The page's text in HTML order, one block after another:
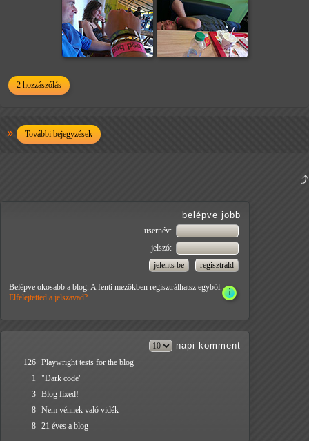
2 hozzászólás
További bejegyzések
belépve jobb
usernév:
jelszó:
Belépve okosabb a blog. A fenti mezőkben regisztrálhatsz egyből.
Elfelejtetted a jelszavad?
napi komment
126 Playwright tests for the blog
1
"Dark code"
3 Blog fixed!
8 Nem vénnek való vidék
8 21 éves a blog